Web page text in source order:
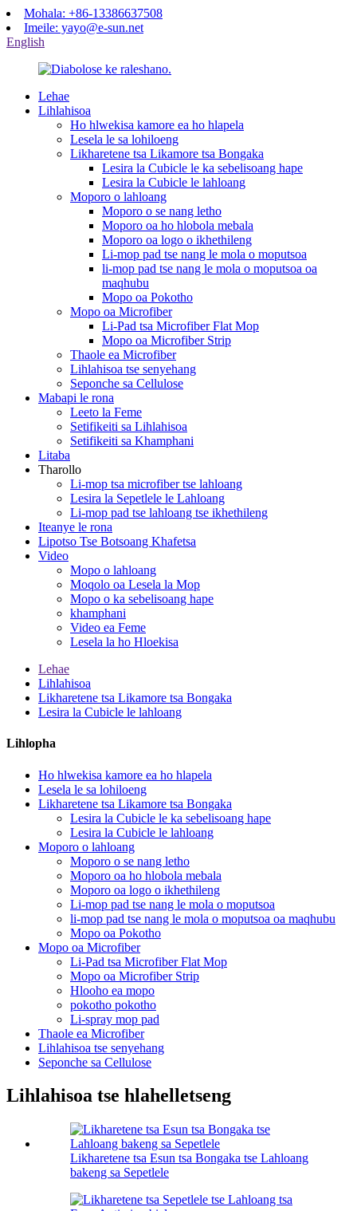
Mohala: +86-13386637508
Imeile: yayo@e-sun.net
English
Lehae
Lihlahisoa
Ho hlwekisa kamore ea ho hlapela
Lesela le sa lohiloeng
Likharetene tsa Likamore tsa Bongaka
Lesira la Cubicle le ka sebelisoang hape
Lesira la Cubicle le lahloang
Moporo o lahloang
Moporo o se nang letho
Moporo oa ho hlobola mebala
Moporo oa logo o ikhethileng
Li-mop pad tse nang le mola o moputsoa
li-mop pad tse nang le mola o moputsoa oa
maqhubu
Mopo oa Pokotho
Mopo oa Microfiber
Li-Pad tsa Microfiber Flat Mop
Mopo oa Microfiber Strip
Thaole ea Microfiber
Lihlahisoa tse senyehang
Seponche sa Cellulose
Mabapi le rona
Leeto la Feme
Setifikeiti sa Lihlahisoa
Setifikeiti sa Khamphani
Litaba
Tharollo
Li-mop tsa microfiber tse lahloang
Lesira la Sepetlele le Lahloang
Li-mop pad tse lahloang tse ikhethileng
Iteanye le rona
Lipotso Tse Botsoang Khafetsa
Video
Mopo o lahloang
Moqolo oa Lesela la Mop
Mopo o ka sebelisoang hape
khamphani
Video ea Feme
Lesela la ho Hloekisa
Lehae
Lihlahisoa
Likharetene tsa Likamore tsa Bongaka
Lesira la Cubicle le lahloang
Lihlopha
Ho hlwekisa kamore ea ho hlapela
Lesela le sa lohiloeng
Likharetene tsa Likamore tsa Bongaka
Lesira la Cubicle le ka sebelisoang hape
Lesira la Cubicle le lahloang
Moporo o lahloang
Moporo o se nang letho
Moporo oa ho hlobola mebala
Moporo oa logo o ikhethileng
Li-mop pad tse nang le mola o moputsoa
li-mop pad tse nang le mola o moputsoa oa maqhubu
Mopo oa Pokotho
Mopo oa Microfiber
Li-Pad tsa Microfiber Flat Mop
Mopo oa Microfiber Strip
Hlooho ea mopo
pokotho pokotho
Li-spray mop pad
Thaole ea Microfiber
Lihlahisoa tse senyehang
Seponche sa Cellulose
Lihlahisoa tse hlahelletseng
Likharetene tsa Esun tsa Bongaka tse Lahloang
bakeng sa Sepetlele